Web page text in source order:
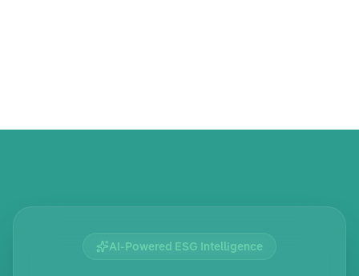
AI-Powered ESG Intelligence